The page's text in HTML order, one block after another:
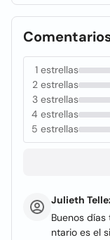
1 estrellas
2 estrellas
3 estrellas
4 estrellas
5 estrellas
Julieth
Buenos
ntario es el